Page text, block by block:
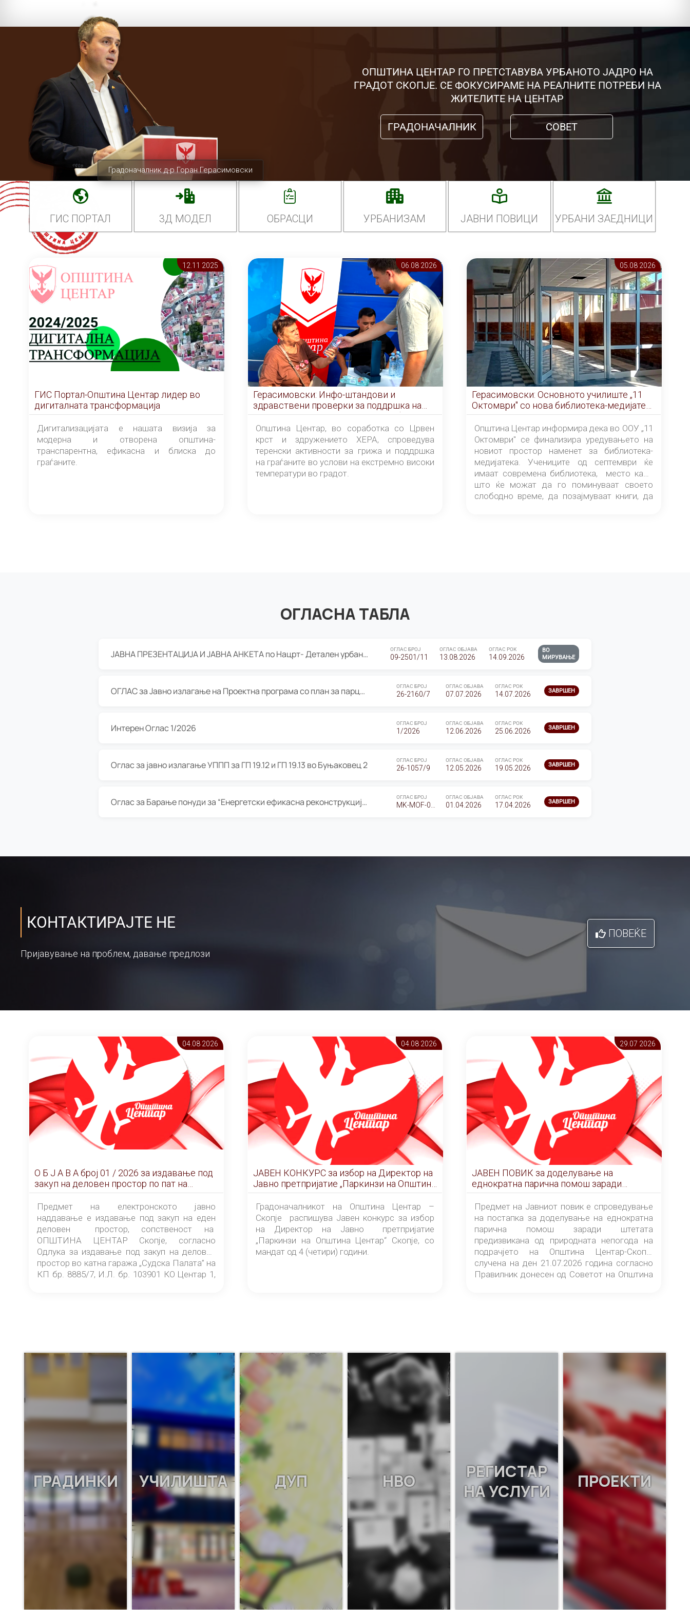
Градоначалник д-р Горан Герасимовски
ОПШТИНА ЦЕНТАР ГО ПРЕТСТАВУВА УРБАНОТО ЈАДРО НА
ГРАДОТ СКОПЈЕ. СЕ ФОКУСИРАМЕ НА РЕАЛНИТЕ ПОТРЕБИ НА
ЖИТЕЛИТЕ НА ЦЕНТАР
ГРАДОНАЧАЛНИК СОВЕТ
ГИС ПОРТАЛ 3Д МОДЕЛ ОБРАСЦИ УРБАНИЗАМ ЈАВНИ ПОВИЦИ УРБАНИ ЗАЕДНИЦИ
12.11 2025
ГИС Портал-Општина Центар лидер во
дигиталната трансформација
Дигитализацијата е нашата визија за
модерна и отворена општина-
транспарентна, ефикасна и блиска до
граѓаните.
06.08 2026
Герасимовски: Инфо-штандови и
здравствени проверки за поддршка на
граѓаните во услови на топлотен бран
Општина Центар, во соработка со Црвен
крст и здружението ХЕРА, спроведува
теренски активности за грижа и поддршка
на граѓаните во услови на екстремно високи
температури во градот.
05.08 2026
Герасимовски: Основното училиште „11
Октомври" со нова библиотека-медијатека
од септември
Општина Центар информира дека во ООУ „11
Октомври" се финализира уредувањето на
новиот простор наменет за библиотека-
медијатека. Учениците од септември ќе
имаат современа библиотека, место каде
што ќе можат да го поминуваат своето
слободно време, да позајмуваат книги, да
ОГЛАСНА ТАБЛА
ЈАВНА ПРЕЗЕНТАЦИЈА И ЈАВНА АНКЕТА по Нацрт- Детален урбанистички план Градска четврт Ј 05- Барутана, Општина Центар- Скопје, плански период 2025-2030 ОГЛАС БРОЈ
09-2501/11
ОГЛАС ОБЈАВА
13.08.2026
ОГЛАС РОК
14.09.2026
ВО
МИРУВАЊЕ
ОГЛАС за Јавно излагање на Проектна програма со план за парцелација за Урбанистички проект со план за парцелација за спојување на ГП 20.12 и ГП 20.37 од Изменување и дополнување на Детален урбанистички план Буњаковец 2, Општина Центар – Скопје ОГЛАС БРОЈ
26-2160/7
ОГЛАС ОБЈАВА
07.07.2026
ОГЛАС РОК
14.07.2026 ЗАВРШЕН
Интерен Оглас 1/2026 ОГЛАС БРОЈ
1/2026
ОГЛАС ОБЈАВА
12.06.2026
ОГЛАС РОК
25.06.2026 ЗАВРШЕН
Оглас за јавно излагање УППП за ГП 19.12 и ГП 19.13 во Буњаковец 2 ОГЛАС БРОЈ
26-1057/9
ОГЛАС ОБЈАВА
12.05.2026
ОГЛАС РОК
19.05.2026 ЗАВРШЕН
Оглас за Барање понуди за “Енергетски ефикасна реконструкција на објектот ООУ „Св. Кирил и Методиј" ОГЛАС БРОЈ ОГЛАС ОБЈАВА
01.04.2026
ОГЛАС РОК
17.04.2026 ЗАВРШЕН
КОНТАКТИРАЈТЕ НЕ
Пријавување на проблем, давање предлози
ПОВЕЌЕ
04.08 2026
О Б Ј А В А брoj 01 / 2026 за издавање под
закуп на деловен простор по пат на
ЕЛЕКТРОНСКО ЈАВНО НАДДАВАЊЕ
Предмет на електронското јавно
наддавање е издавање под закуп на еден
деловен простор, сопственост на
ОПШТИНА ЦЕНТАР Скопје, согласно
Одлука за издавање под закуп на деловен
простор во катна гаража „Судска Палата” на
КП бр. 8885/7, И.Л. бр. 103901 КО Центар 1,
понудувач.
04.08 2026
ЈАВЕН КОНКУРС за избор на Директор на
Јавно претпријатие „Паркинзи на Општина
Центар“ – Скопје
Градоначалникот на Општина Центар –
Скопје распишува Јавен конкурс за избор
на Директор на Јавно претпријатие
„Паркинзи на Општина Центар“ Скопје, со
мандат од 4 (четири) години.
29.07 2026
ЈАВЕН ПОВИК за доделување на
еднократна парична помош заради
штетата предизвикана од природната
непогода на подрачјето на Општина
Центар-Скопје случена на ден 21.07.2026
година
Предмет на Јавниот повик е спроведување
на постапка за доделување на еднократна
парична помош заради штетата
предизвикана од природната непогода на
подрачјето на Општина Центар-Скопје
случена на ден 21.07.2026 година согласно
Правилник донесен од Советот на Општина
ГРАДИНКИ УЧИЛИШТА ДУП НВО
РЕГИСТАР
НА УСЛУГИ
ПРОЕКТИ